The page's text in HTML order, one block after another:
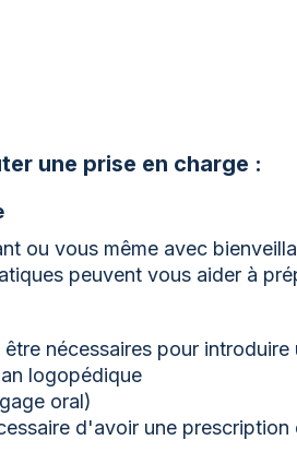
une prise en charge :
ou vous même avec
peuvent vous aider à
nécessaires pour introduire
logopédique
oral)
d'avoir une